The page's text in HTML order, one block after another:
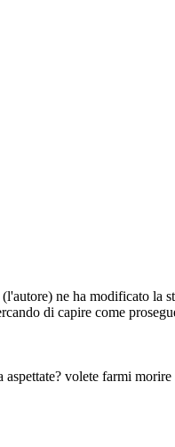
ne ha modificato la
di capire come
volete farmi morire